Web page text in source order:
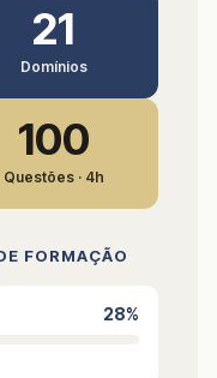
21
Domínios
100
Questões · 4h
FORMAÇÃO
28%